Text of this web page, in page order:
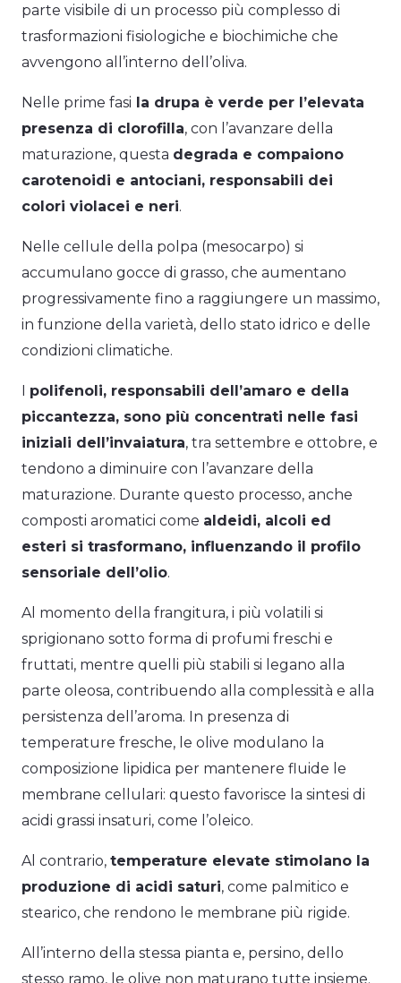
parte visibile di un processo più complesso di
trasformazioni fisiologiche e biochimiche che
avvengono all’interno dell’oliva.
Nelle prime fasi la drupa è verde per l’elevata
presenza di clorofilla, con l’avanzare della
maturazione, questa degrada e compaiono
carotenoidi e antociani, responsabili dei
colori violacei e neri.
Nelle cellule della polpa (mesocarpo) si
accumulano gocce di grasso, che aumentano
progressivamente fino a raggiungere un massimo,
in funzione della varietà, dello stato idrico e delle
condizioni climatiche.
I polifenoli, responsabili dell’amaro e della
piccantezza, sono più concentrati nelle fasi
iniziali dell’invaiatura, tra settembre e ottobre, e
tendono a diminuire con l’avanzare della
maturazione. Durante questo processo, anche
composti aromatici come aldeidi, alcoli ed
esteri si trasformano, influenzando il profilo
sensoriale dell’olio.
Al momento della frangitura, i più volatili si
sprigionano sotto forma di profumi freschi e
fruttati, mentre quelli più stabili si legano alla
parte oleosa, contribuendo alla complessità e alla
persistenza dell’aroma. In presenza di
temperature fresche, le olive modulano la
composizione lipidica per mantenere fluide le
membrane cellulari: questo favorisce la sintesi di
acidi grassi insaturi, come l’oleico.
Al contrario, temperature elevate stimolano la
produzione di acidi saturi, come palmitico e
stearico, che rendono le membrane più rigide.
All’interno della stessa pianta e, persino, dello
stesso ramo, le olive non maturano tutte insieme.